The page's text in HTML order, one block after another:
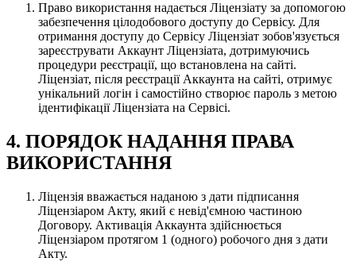
Право використання надається Ліцензіату за допомогою
забезпечення цілодобового доступу до Сервісу. Для
отримання доступу до Сервісу Ліцензіат зобов'язується
зареєструвати Аккаунт Ліцензіата, дотримуючись
процедури реєстрації, що встановлена на сайті.
Ліцензіат, після реєстрації Аккаунта на сайті, отримує
унікальний логін і самостійно створює пароль з метою
ідентифікації Ліцензіата на Сервісі.
4. ПОРЯДОК НАДАННЯ ПРАВА
ВИКОРИСТАННЯ
Ліцензія вважається наданою з дати підписання
Ліцензіаром Акту, який є невід'ємною частиною
Договору. Активація Аккаунта здійснюється
Ліцензіаром протягом 1 (одного) робочого дня з дати
Акту.